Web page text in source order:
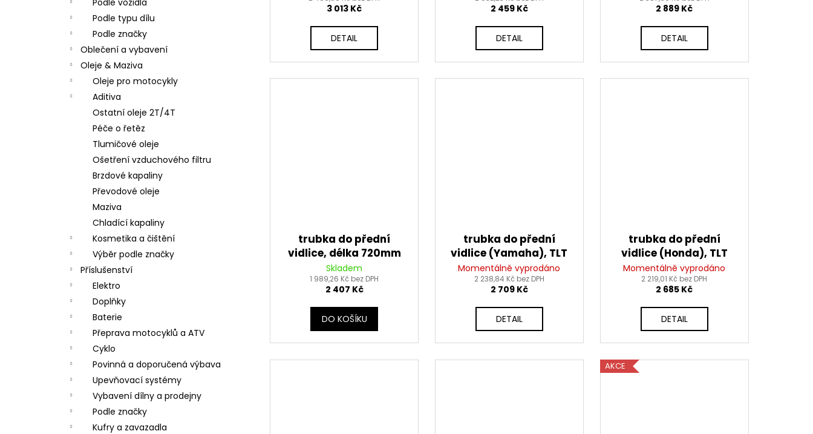
Podle vozidla
Podle typu dílu
Podle značky
Oblečení a vybavení
Oleje & Maziva
Oleje pro motocykly
Aditiva
Ostatní oleje 2T/4T
Péče o řetěz
Tlumičové oleje
Ošetření vzduchového filtru
Brzdové kapaliny
Převodové oleje
Maziva
Chladící kapaliny
Kosmetika a čištění
Výběr podle značky
Příslušenství
Elektro
Doplňky
Baterie
Přeprava motocyklů a ATV
Cyklo
Povinná a doporučená výbava
Upevňovací systémy
Vybavení dílny a prodejny
Podle značky
Kufry a zavazadla
3 013 Kč
DETAIL
2 459 Kč
DETAIL
2 889 Kč
DETAIL
trubka do přední
vidlice, délka 720mm
(Yamaha), TLT
Skladem
1 989,26 Kč bez DPH
2 407 Kč
DO KOŠÍKU
trubka do přední
vidlice (Yamaha), TLT
Momentálně vyprodáno
2 238,84 Kč bez DPH
2 709 Kč
DETAIL
trubka do přední
vidlice (Honda), TLT
Momentálně vyprodáno
2 219,01 Kč bez DPH
2 685 Kč
DETAIL
AKCE